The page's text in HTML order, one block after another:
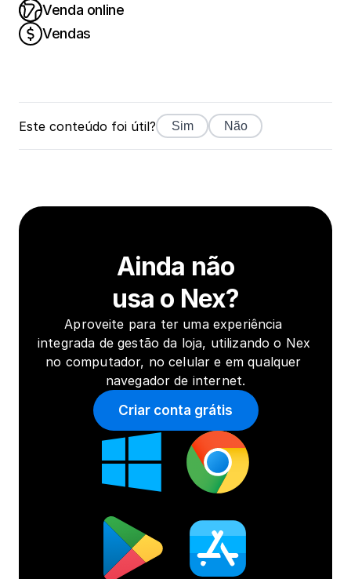
Venda online
Vendas
Este conteúdo foi útil? Sim Não
Ainda não
usa o Nex?
Aproveite para ter uma experiência
integrada de gestão da loja, utilizando o Nex
no computador, no celular e em qualquer
navegador de internet.
Criar conta grátis